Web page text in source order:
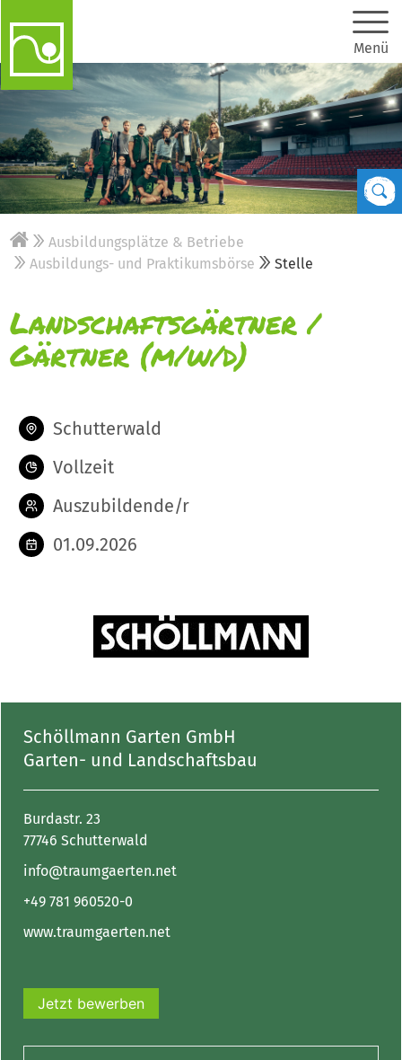
Menü
Ausbildungsplätze & Betriebe
Ausbildungs- und Praktikumsbörse
Stelle
Landschaftsgärtner /
Gärtner (m/w/d)
Schutterwald
Vollzeit
Auszubildende/r
01.09.2026
Schöllmann Garten GmbH
Garten- und Landschaftsbau
Burdastr. 23
77746 Schutterwald
info@traumgaerten.net
+49 781 960520-0
www.traumgaerten.net
Jetzt bewerben